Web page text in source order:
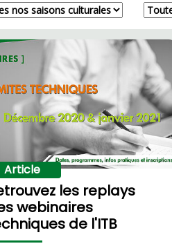
Article
les replays
webinaires
de l'ITB